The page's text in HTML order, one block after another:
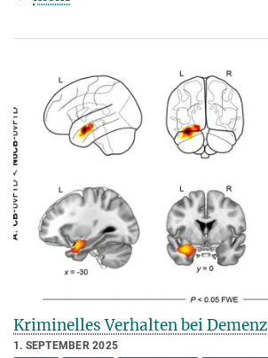
Kriminelles Verhalten bei Demenz
1. SEPTEMBER 2025